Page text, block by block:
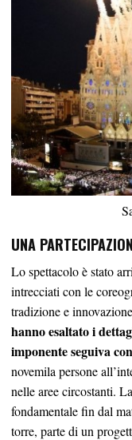
UNA
Lo spettacolo è stato
intrecciati con le
tradizione e
hanno esaltato i
imponente seguiva
novemila persone
nelle aree circostanti.
fondamentale fin dal
torre, parte di un